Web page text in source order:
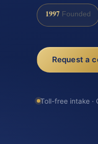
1997 Founded
Request a
Toll-free intake ·